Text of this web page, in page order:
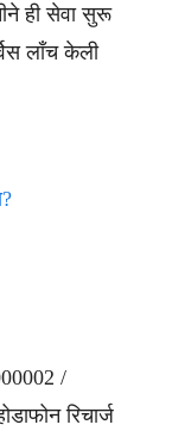
ही सेवा सुरू
लाँच केली
/
रिचार्ज